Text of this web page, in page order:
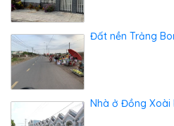
Đất nền Trảng
Nhà ở Đồng Xoài